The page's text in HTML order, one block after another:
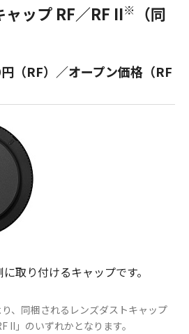
ャップ RF／RF II※
（同
（RF）／オープン価格（RF
取り付けるキャップです。
、同梱されるレンズダストキャップ
II」のいずれかとなります。